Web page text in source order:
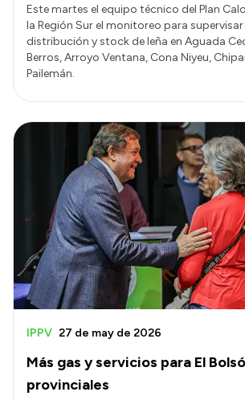
Este martes el equipo técnico del Plan
la Región Sur el monitoreo para
distribución y stock de leña en Aguada
Berros, Arroyo Ventana, Cona Niyeu,
Pailemán.
Más gas y servicios para El
provinciales
IPPV 27 de may de 2026